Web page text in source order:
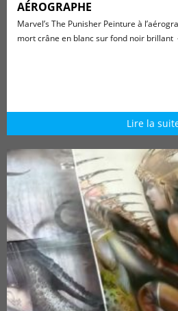
AÉROGRAPHE
Marvel’s The Punisher Peinture à
mort crâne en blanc sur fond noir brillant
Lire la